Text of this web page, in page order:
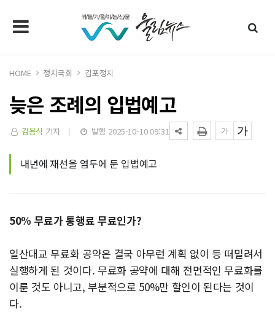
HOME 정치국회 김포정치
늦은 조례의 입법예고
김용식 기자 발행 2025-10-10 09:31
내년에 재선을 염두에 둔 입법예고
50% 무료가 통행료 무료인가?
일산대교 무료화 공약은 결국 아무런 계획 없이 등 떠밀려서
실행하게 된 것이다. 무료화 공약에 대해 전면적인 무료화를
이룬 것도 아니고, 부분적으로 50%만 할인이 된다는 것이
다.